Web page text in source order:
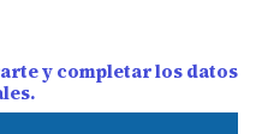
y completar los datos